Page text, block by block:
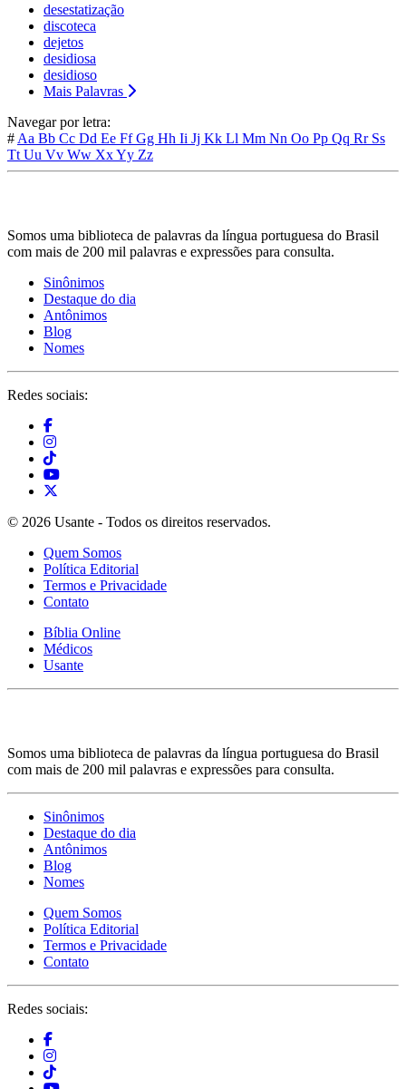
desestatização
discoteca
dejetos
desidiosa
desidioso
Mais Palavras
Navegar por letra:
# Aa Bb Cc Dd Ee FfGg Hh Ii Jj Kk Ll Mm Nn Oo Pp Qq Rr Ss
Tt Uu Vv Ww XxYy Zz
Somos uma biblioteca de palavras da língua portuguesa do Brasil
com mais de 200 mil palavras e expressões para consulta.
Sinônimos
Destaque do dia
Antônimos
Blog
Nomes
Redes sociais:
© 2026 Usante - Todos os direitos reservados.
Quem Somos
Política Editorial
Termos e Privacidade
Contato
Bíblia Online
Médicos
Usante
Somos uma biblioteca de palavras da língua portuguesa do Brasil
com mais de 200 mil palavras e expressões para consulta.
Sinônimos
Destaque do dia
Antônimos
Blog
Nomes
Quem Somos
Política Editorial
Termos e Privacidade
Contato
Redes sociais: